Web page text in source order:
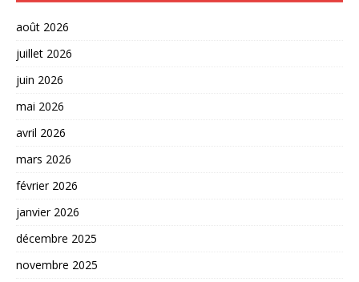
août 2026
juillet 2026
juin 2026
mai 2026
avril 2026
mars 2026
février 2026
janvier 2026
décembre 2025
novembre 2025